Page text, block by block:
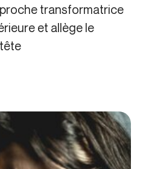
transformatrice
et allège le